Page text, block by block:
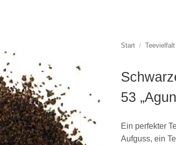
Start /
53
Ein perfekter
Aufguss, ein